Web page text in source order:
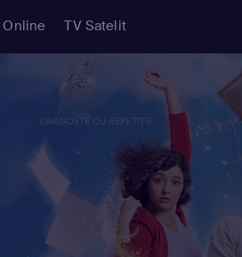
Online TV Satelit